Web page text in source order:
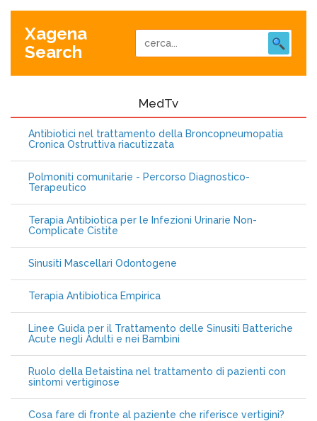
Xagena
Search
MedTv
Antibiotici nel trattamento della Broncopneumopatia
Cronica Ostruttiva riacutizzata
Polmoniti comunitarie - Percorso Diagnostico-
Terapeutico
Terapia Antibiotica per le Infezioni Urinarie Non-
Complicate Cistite
Sinusiti Mascellari Odontogene
Terapia Antibiotica Empirica
Linee Guida per il Trattamento delle Sinusiti Batteriche
Acute negli Adulti e nei Bambini
Ruolo della Betaistina nel trattamento di pazienti con
sintomi vertiginose
Cosa fare di fronte al paziente che riferisce vertigini?